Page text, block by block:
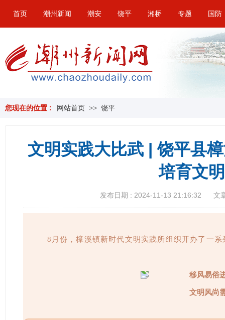
首页 潮州新闻 潮安 饶平 湘桥 专题 国防
您现在的位置 : 网站首页 >> 饶平
文明实践大比武 | 饶平县
培育文
发布日期 : 2024-11-13 21:16:32 文
8月份，樟溪镇新时代文明实践所组织开办了一
移风易俗
文明风尚